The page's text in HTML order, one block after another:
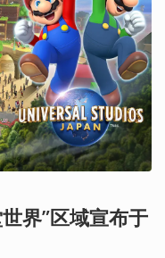
界”区域宣布于